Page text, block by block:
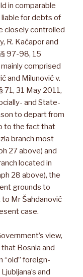
in comparable
for debts of
closely controlled
R. Kačapor and
97-98, 15
comprised
and Milunović v.
31 May 2011,
and State-
to depart from
to the fact that
branch most
27 above) and
located in
28 above), the
grounds to
to Mr Šahdanović
case.
view,
Bosnia and
foreign-
and